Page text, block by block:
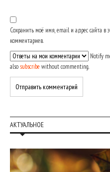
Сохранить моё имя, email и адрес сайта
комментариев.
Notify
also subscribe without commenting.
АКТУАЛЬНОЕ